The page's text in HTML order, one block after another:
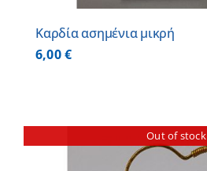
Καρδία ασημένια μικρή
6,00€
Out of stock